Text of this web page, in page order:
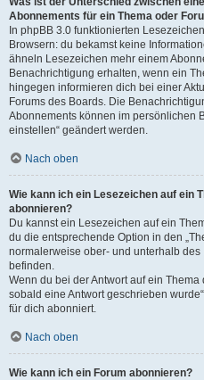
Abonnements für ein Thema oder
In phpBB 3.0 funktionierten
Browsern: du bekamst keine
ähneln Lesezeichen mehr einem
Benachrichtigung erhalten, wenn ein
hingegen informieren dich bei einer
Forums des Boards. Die
Abonnements können im persönlichen
einstellen“ geändert werden.
Nach oben
Wie kann ich ein Lesezeichen auf ein
abonnieren?
Du kannst ein Lesezeichen auf ein
du die entsprechende Option in den
normalerweise ober- und unterhalb
befinden.
Wenn du bei der Antwort auf ein
sobald eine Antwort geschrieben
für dich abonniert.
Nach oben
Wie kann ich ein Forum abonnieren?